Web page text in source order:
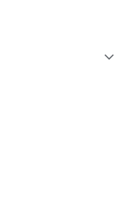
expand_more